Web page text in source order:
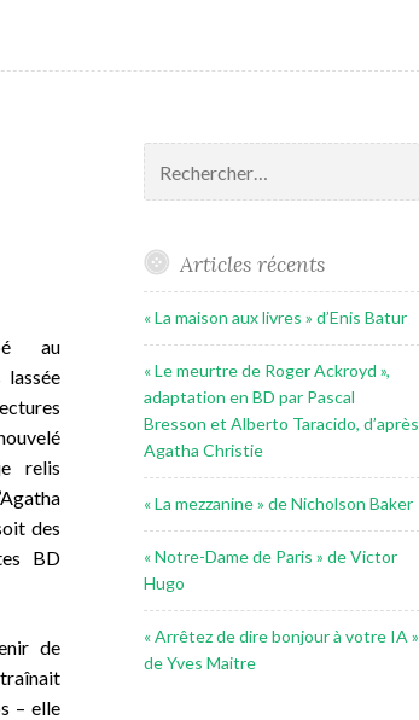
au
lassée
relis
des
BD
de
– elle
Articles récents
« La maison aux livres » d’Enis Batur
« Le meurtre de Roger Ackroyd »,
adaptation en BD par Pascal
Bresson et Alberto Taracido, d’après
Agatha Christie
« La mezzanine » de Nicholson Baker
« Notre-Dame de Paris » de Victor
Hugo
« Arrêtez de dire bonjour à votre IA »
de Yves Maitre